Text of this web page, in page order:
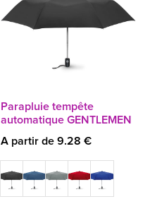
Parapluie tempête
automatique GENTLEMEN
A partir de 9.28 €